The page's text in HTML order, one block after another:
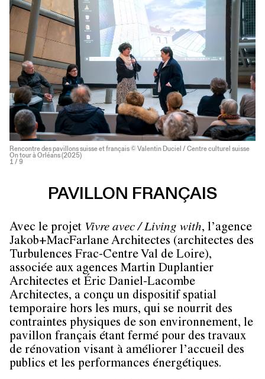
Rencontre des pavillons suisse et français © Valentin Duciel / Centre culturel suisse
On tour à Orléans (2025)
1 / 9
PAVILLON FRANÇAIS
Avec le projet Vivre avec / Living with, l’agence
Jakob+MacFarlane Architectes (architectes des
Turbulences Frac-Centre Val de Loire),
associée aux agences Martin Duplantier
Architectes et Éric Daniel-Lacombe
Architectes, a conçu un dispositif spatial
temporaire hors les murs, qui se nourrit des
contraintes physiques de son environnement, le
pavillon français étant fermé pour des travaux
de rénovation visant à améliorer l’accueil des
publics et les performances énergétiques.